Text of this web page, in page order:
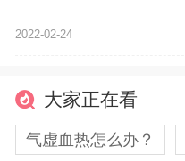
2022-02-24
大家正在看
气虚血热怎么办？